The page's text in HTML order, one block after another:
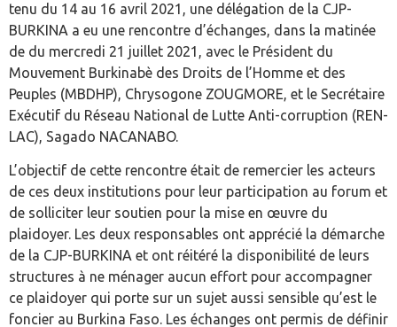
tenu du 14 au 16 avril 2021, une délégation de la CJP-
BURKINA a eu une rencontre d’échanges, dans la matinée
de du mercredi 21 juillet 2021, avec le Président du
Mouvement Burkinabè des Droits de l’Homme et des
Peuples (MBDHP), Chrysogone ZOUGMORE, et le Secrétaire
Exécutif du Réseau National de Lutte Anti-corruption (REN-
LAC), Sagado NACANABO.
L’objectif de cette rencontre était de remercier les acteurs
de ces deux institutions pour leur participation au forum et
de solliciter leur soutien pour la mise en œuvre du
plaidoyer. Les deux responsables ont apprécié la démarche
de la CJP-BURKINA et ont réitéré la disponibilité de leurs
structures à ne ménager aucun effort pour accompagner
ce plaidoyer qui porte sur un sujet aussi sensible qu’est le
foncier au Burkina Faso. Les échanges ont permis de définir